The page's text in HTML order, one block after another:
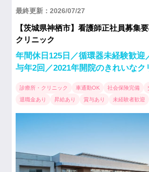
最終更新：2026/07/27
【茨城県神栖市】看護師正社員募集
クリニック
年間休日125日／循環器未経験歓迎
与年2回／2021年開院のきれいなク
診療所・クリニック 車通勤OK 社会保険完備
退職金あり
昇給あり 賞与あり 未経験者歓迎